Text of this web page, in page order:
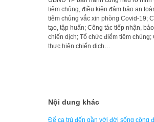
tiêm chủng, điều kiện đảm bảo an
tiêm chủng vắc xin phòng Covid-19;
tạo, tập huấn; Công tác tiếp nhận,
chiến dịch; Tổ chức điểm tiêm
thực hiện chiến dịch…
Nội dung khác
Để ca trù đến gần với đời sống cộng